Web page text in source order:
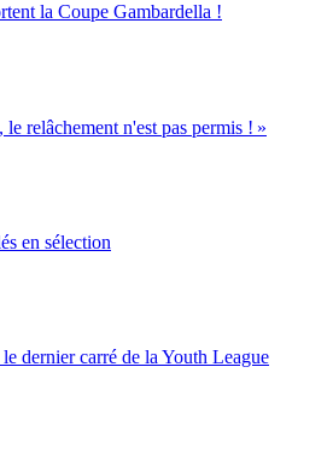
la Coupe Gambardella !
relâchement n'est pas permis ! »
en sélection
dernier carré de la Youth League